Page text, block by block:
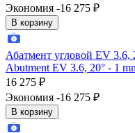
Экономия -16 275 ₽
В корзину
Абатмент угловой EV
Abutment EV 3.6, 20° - 1
16 275 ₽
Экономия -16 275 ₽
В корзину